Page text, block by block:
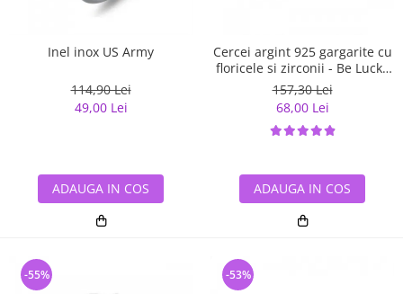
Inel inox US Army
114,90 Lei
49,00 Lei
ADAUGA IN COS
Cercei argint 925 gargarite cu
floricele si zirconii - Be Lucky
EST0022
157,30 Lei
68,00 Lei
ADAUGA IN COS
-55% -53%